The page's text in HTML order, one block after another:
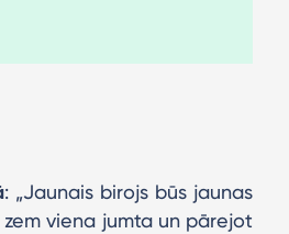
: „Jaunais birojs būs jaunas
viena jumta un pārejot